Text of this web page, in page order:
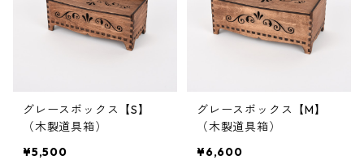
グレースボックス【S】
（木製道具箱）
¥5,500
グレースボックス【M】
（木製道具箱）
¥6,600